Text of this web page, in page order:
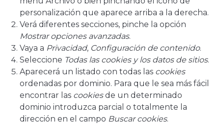
personalización que aparece arriba a la derecha.
Verá diferentes secciones, pinche la opción
Mostrar opciones avanzadas.
Vaya a Privacidad, Configuración de contenido.
Seleccione Todas las cookiesy los datos de sitios.
Aparecerá un listado con todas las cookies
ordenadas por dominio. Para que le sea más fácil
encontrar las cookiesde un determinado
dominio introduzca parcial o totalmente la
dirección en el campo Buscar cookies.